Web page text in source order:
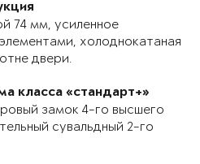
74 мм, усиленное
холоднокатаная
двери.
класса «стандарт+»
замок 4-го высшего
сувальдный 2-го